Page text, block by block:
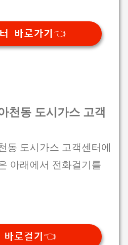
바로가기👈
천동 도시가스 고객
동 도시가스 고객센터에
아래에서 전화걸기를
바로걸기👈